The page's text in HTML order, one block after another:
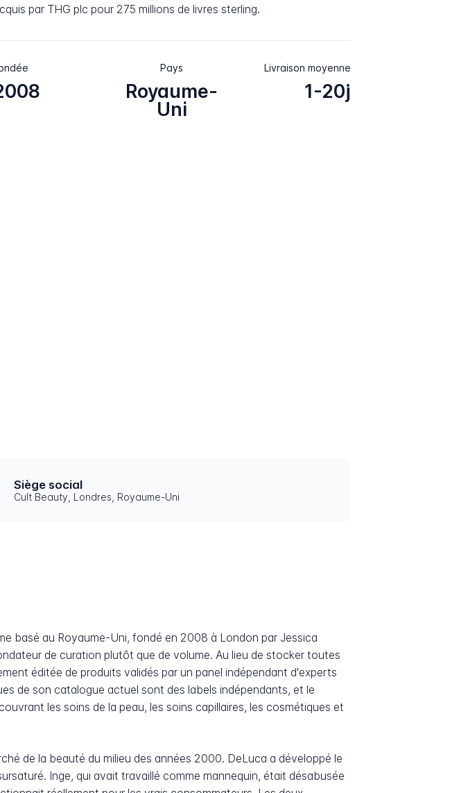
par THG plc pour 275 millions de livres sterling.
Pays
Royaume-
Uni
Livraison moyenne
1-20j
Siège social
Cult Beauty, Londres, Royaume-Uni
basé au Royaume-Uni, fondé en 2008 à London par Jessica
de curation plutôt que de volume. Au lieu de stocker toutes
éditée de produits validés par un panel indépendant d'experts
de son catalogue actuel sont des labels indépendants, et le
les soins de la peau, les soins capillaires, les cosmétiques et
de la beauté du milieu des années 2000. DeLuca a développé le
Inge, qui avait travaillé comme mannequin, était désabusée